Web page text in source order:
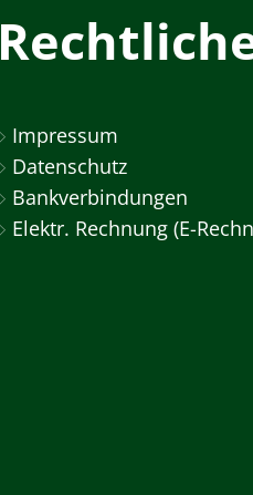
Impressum
Datenschutz
Bankverbindungen
Elektr. Rechnung (E-